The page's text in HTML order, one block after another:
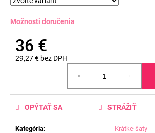
Možnosti doručenia
36 €
29,27 € bez DPH
Kategória:
Krátke šaty
OPÝTAŤ SA STRÁŽIŤ